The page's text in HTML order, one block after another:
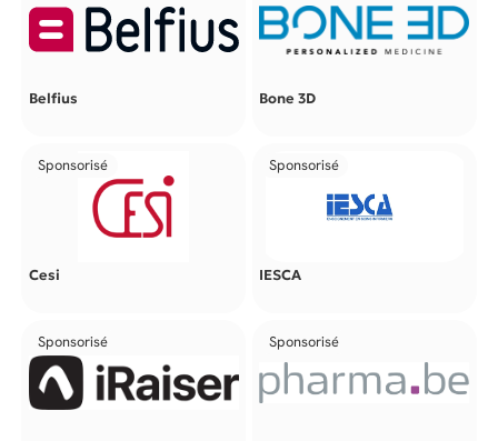
Belfius Bone 3D
Sponsorisé
Cesi
Sponsorisé
IESCA
Sponsorisé Sponsorisé